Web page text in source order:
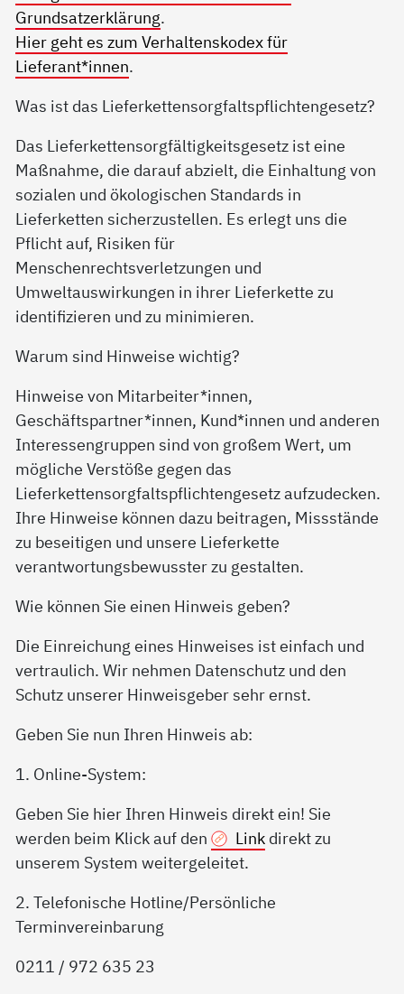
Grundsatzerklärung.
Hier geht es zum Verhaltenskodex für
Lieferant*innen.
Was ist das Lieferkettensorgfaltspflichtengesetz?
Das Lieferkettensorgfältigkeitsgesetz ist eine
Maßnahme, die darauf abzielt, die Einhaltung von
sozialen und ökologischen Standards in
Lieferketten sicherzustellen. Es erlegt uns die
Pflicht auf, Risiken für
Menschenrechtsverletzungen und
Umweltauswirkungen in ihrer Lieferkette zu
identifizieren und zu minimieren.
Warum sind Hinweise wichtig?
Hinweise von Mitarbeiter*innen,
Geschäftspartner*innen, Kund*innen und anderen
Interessengruppen sind von großem Wert, um
mögliche Verstöße gegen das
Lieferkettensorgfaltspflichtengesetz aufzudecken.
Ihre Hinweise können dazu beitragen, Missstände
zu beseitigen und unsere Lieferkette
verantwortungsbewusster zu gestalten.
Wie können Sie einen Hinweis geben?
Die Einreichung eines Hinweises ist einfach und
vertraulich. Wir nehmen Datenschutz und den
Schutz unserer Hinweisgeber sehr ernst.
Geben Sie nun Ihren Hinweis ab:
1. Online-System:
Geben Sie hier Ihren Hinweis direkt ein! Sie
werden beim Klick auf den
Linkdirekt zu
unserem System weitergeleitet.
2. Telefonische Hotline/Persönliche
Terminvereinbarung
0211 / 972 635 23